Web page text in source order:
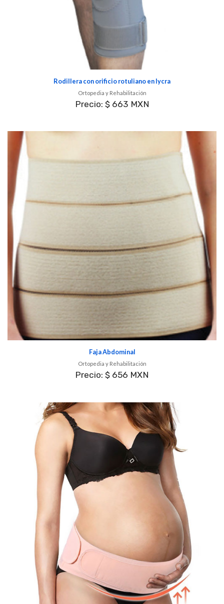
Rodillera con orificio rotuliano en lycra
Ortopedia y Rehabilitación
Precio: $ 663 MXN
Faja Abdominal
Ortopedia y Rehabilitación
Precio: $ 656 MXN